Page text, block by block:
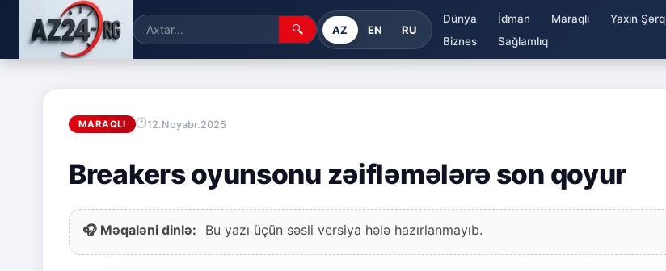
🔍 AZ EN RU
Dünya İdman Maraqlı Yaxın Şərq
Biznes
Sağlamlıq
MARAQLI 12.Noyabr.2025
Breakers oyunsonu zəifləmələrə son qoyur
🎧 Məqaləni dinlə: Bu yazı üçün səsli versiya hələ hazırlanmayıb.